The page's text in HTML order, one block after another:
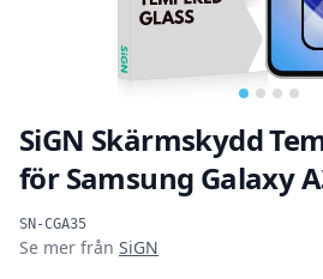
SiGN Skärmskydd
för Samsung Galaxy
SN-CGA35
Produktinformation
Se mer från SiGN